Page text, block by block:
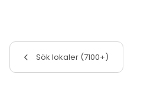
Sök lokaler (7100+)